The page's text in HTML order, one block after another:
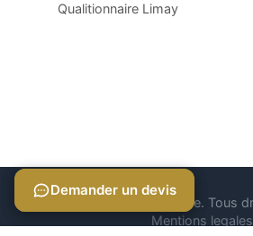
Qualitionnaire Limay
© 2026 Qualitionnaire. Tous
Mentions legales
Demander un devis
Demander un devis